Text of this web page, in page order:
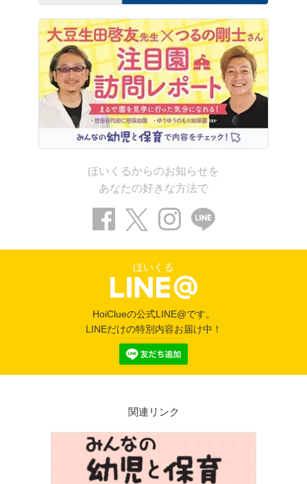
ほいくるからのお知らせを
あなたの好きな方法で
ほいくる
HoiClueの公式LINE@です。
LINEだけの特別内容お届け中！
関連リンク